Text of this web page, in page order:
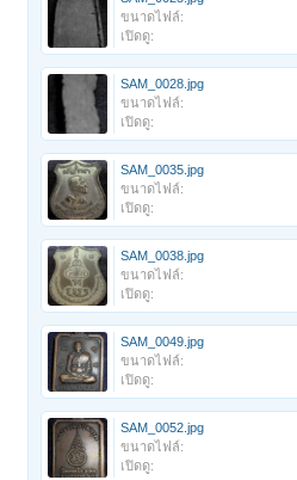
ขนาดไฟล์:
เปิดดู:
SAM_0028.jpg
ขนาดไฟล์:
เปิดดู:
SAM_0035.jpg
ขนาดไฟล์:
เปิดดู:
SAM_0038.jpg
ขนาดไฟล์:
เปิดดู:
SAM_0049.jpg
ขนาดไฟล์:
เปิดดู:
SAM_0052.jpg
ขนาดไฟล์:
เปิดดู: